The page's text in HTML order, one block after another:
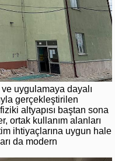
uygulamaya dayalı
gerçekleştirilen
altyapısı baştan sona
ortak kullanım alanları
ihtiyaçlarına uygun hale
da modern